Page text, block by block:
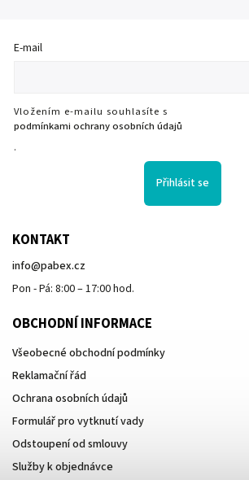
E-mail
Vložením e-mailu souhlasíte s
podmínkami ochrany osobních údajů
.
Přihlásit se
KONTAKT
info@pabex.cz
Pon - Pá: 8:00 – 17:00 hod.
OBCHODNÍ INFORMACE
Všeobecné obchodní podmínky
Reklamační řád
Ochrana osobních údajů
Formulář pro vytknutí vady
Odstoupení od smlouvy
Služby k objednávce